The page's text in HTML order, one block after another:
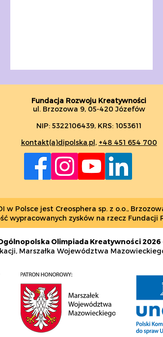
NOWY SEZON DI!
2021/2022
Fundacja Rozwoju Kreatywności
ul. Brzozowa 9, 05-420 Józefów
NIP: 5322106439, KRS: 1053611
kontakt(a)dipolska.pl , +48 451 654 700
w Polsce jest Creosphera sp. z o.o.,
wypracowanych zysków na rzecz Fundacji
Olimpiada Kreatywności 2026
Marszałka Województwa